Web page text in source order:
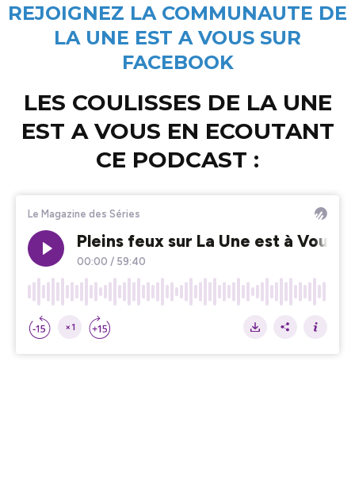
REJOIGNEZ LA COMMUNAUTE DE
LA UNE EST A VOUS SUR
FACEBOOK
LES COULISSES DE LA UNE
EST A VOUS EN ECOUTANT
CE PODCAST :